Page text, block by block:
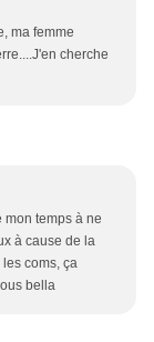
ma femme
cherche
mon temps à ne
à cause de la
coms, ça
bella